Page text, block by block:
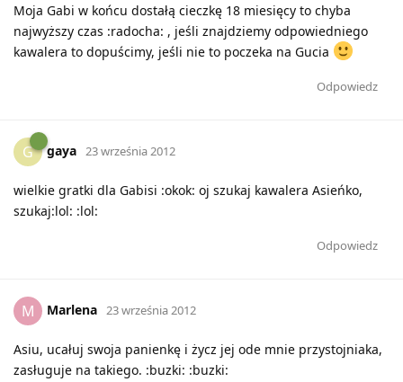
Moja Gabi w końcu dostałą cieczkę 18 miesięcy to chyba
najwyższy czas :radocha: , jeśli znajdziemy odpowiedniego
kawalera to dopuścimy, jeśli nie to poczeka na Gucia
Odpowiedz
G gaya 23 września 2012
wielkie gratki dla Gabisi :okok: oj szukaj kawalera Asieńko,
szukaj:lol: :lol:
Odpowiedz
M Marlena 23 września 2012
Asiu, ucałuj swoja panienkę i życz jej ode mnie przystojniaka,
zasługuje na takiego. :buzki: :buzki: